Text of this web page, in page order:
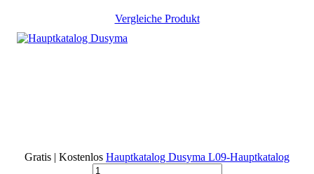
Vergleiche Produkt
Gratis | Kostenlos Hauptkatalog Dusyma L09-Hauptkatalog